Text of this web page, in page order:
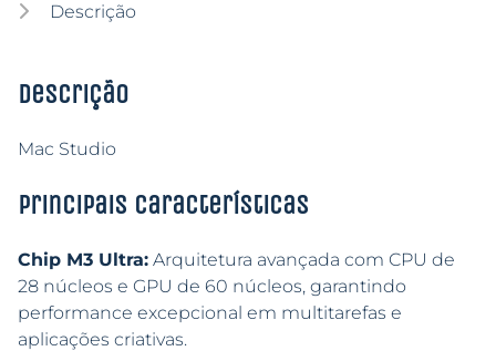
Descrição
Descrição
Mac Studio
Principais características
Chip M3 Ultra: Arquitetura avançada com CPU de
28 núcleos e GPU de 60 núcleos, garantindo
performance excepcional em multitarefas e
aplicações criativas.